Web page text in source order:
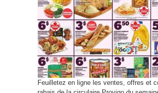
Feuilletez en ligne les ventes, offres et